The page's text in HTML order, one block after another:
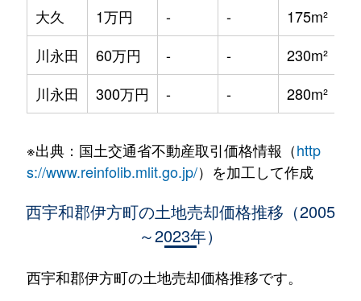
大久
1万円 - -
175m²
川永田
60万円 - -
230m²
川永田
300万円 - - 280m²
※出典：国土交通省不動産取引価格情報（http
s://www.reinfolib.mlit.go.jp/）を加工して作成
西宇和郡伊方町の土地売却価格推移（2005
～2023年）
西宇和郡伊方町の土地売却価格推移です。